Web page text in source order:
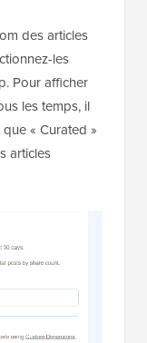
des articles
les
Pour afficher
les temps, il
« Curated »
articles